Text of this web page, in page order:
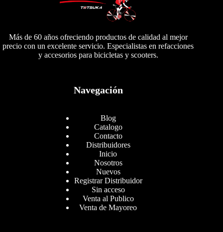
Más de 60 años ofreciendo productos de calidad al mejor
precio con un excelente servicio. Especialistas en refacciones
y accesorios para bicicletas y scooters.
Navegación
Blog
Catalogo
Contacto
Distribuidores
Inicio
Nosotros
Nuevos
Registrar Distribuidor
Sin acceso
Venta al Publico
Venta de Mayoreo